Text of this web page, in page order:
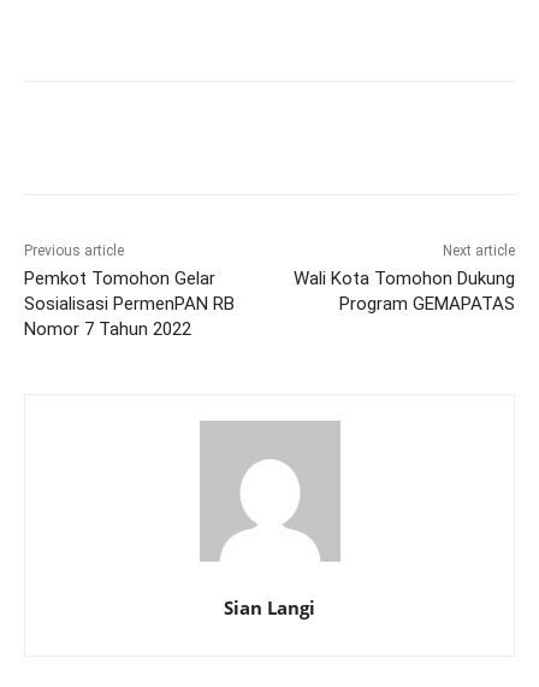
Previous article
Pemkot Tomohon Gelar
Sosialisasi PermenPAN RB
Nomor 7 Tahun 2022
Next article
Wali Kota Tomohon Dukung
Program GEMAPATAS
Sian Langi